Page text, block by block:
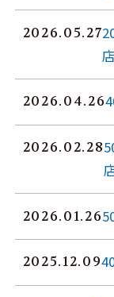
2026.05.27
店
2026.04.26
2026.02.28
2026.01.26
2025.12.09